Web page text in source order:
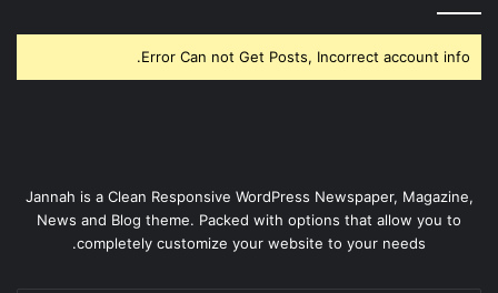
Error Can not Get Posts, Incorrect account info.
Jannah is a Clean Responsive WordPress Newspaper, Magazine,
News and Blog theme. Packed with options that allow you to
completely customize your website to your needs.